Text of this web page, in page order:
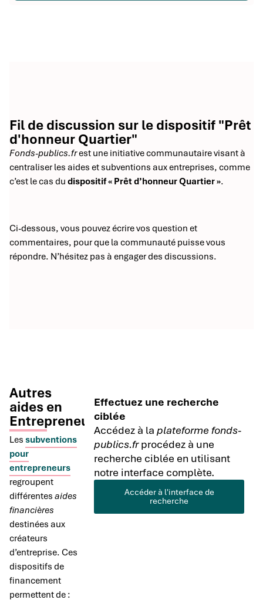
Fil de discussion sur le dispositif "Prêt
d'honneur Quartier"
Fonds-publics.frest une initiative communautaire visant à
centraliser les aides et subventions aux entreprises, comme
c’est le cas du dispositif « Prêt d’honneur Quartier ».
Ci-dessous, vous pouvez écrire vos question et
commentaires, pour que la communauté puisse vous
répondre. N’hésitez pas à engager des discussions.
Autres
aides en
Entrepreneuriat
Les subventions
pour
entrepreneurs
regroupent
différentes aides
financières
destinées aux
créateurs
d’entreprise. Ces
dispositifs de
financement
permettent de :
Effectuez une recherche
ciblée
Accédez à laplateforme fonds-
publics.frprocédez à une
recherche ciblée en utilisant
notre interface complète.
Accéder à l'interface de
recherche